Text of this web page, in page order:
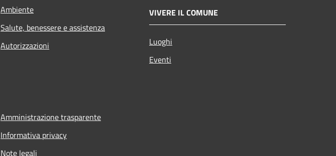
Ambiente
Salute, benessere e assistenza
Autorizzazioni
VIVERE IL COMUNE
Luoghi
Eventi
Amministrazione trasparente
Informativa privacy
Note legali